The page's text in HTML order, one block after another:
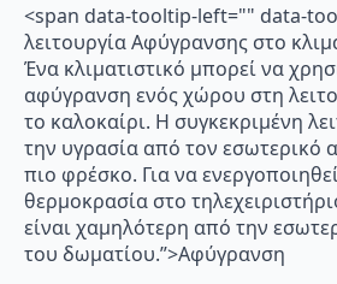
<span data-tooltip-left="" data-
λειτουργία Αφύγρανσης στο
Ένα κλιματιστικό μπορεί να
αφύγρανση ενός χώρου στη
το καλοκαίρι. Η συγκεκριμένη
την υγρασία από τον εσωτερικό
πιο φρέσκο. Για να
θερμοκρασία στο
είναι χαμηλότερη από την
του δωματίου.”>Αφύγρανση